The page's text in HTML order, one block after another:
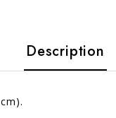
Description